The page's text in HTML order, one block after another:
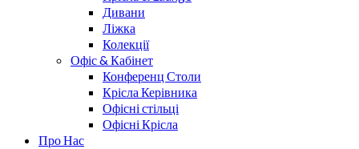
Дивани
Ліжка
Колекції
Офіс & Кабінет
Конференц Столи
Крісла Керівника
Офісні стільці
Офісні Крісла
Про Нас